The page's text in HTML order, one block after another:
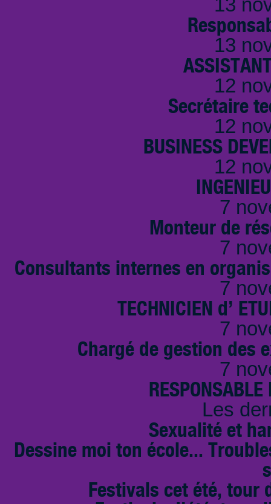
13
13
12
Secrétaire
12
BUSINESS
12
7
Monteur de
7
Consultants internes en
7
TECHNICIEN d’
7
Chargé de gestion des
7
Les
Sexualité et
Dessine moi ton école...
Festivals cet été, tour